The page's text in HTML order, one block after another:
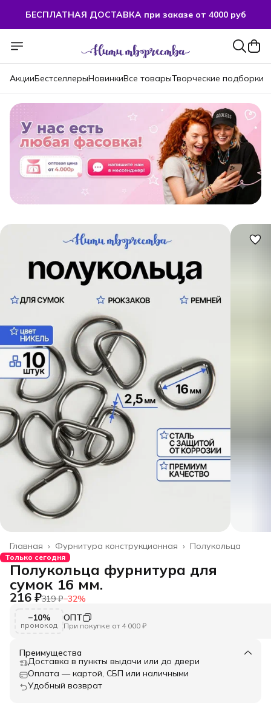
БЕСПЛАТНАЯ ДОСТАВКА при заказе от 4000 руб
БЕСПЛАТНАЯ ДОСТАВКА при заказе от 4000 руб
АкцииБестселлерыНовинкиВсе товарыТворческие подборки
Полукольца
Фурнитура конструкционная ›
Главная ›
Только сегодня
Полукольца фурнитура для
сумок 16 мм.
216 ₽319 ₽−32%
−10%
промокод
ОПТ
При покупке от 4 000 ₽
Преимущества
Доставка в пункты выдачи или до двери
Оплата — картой, СБП или наличными
Удобный возврат